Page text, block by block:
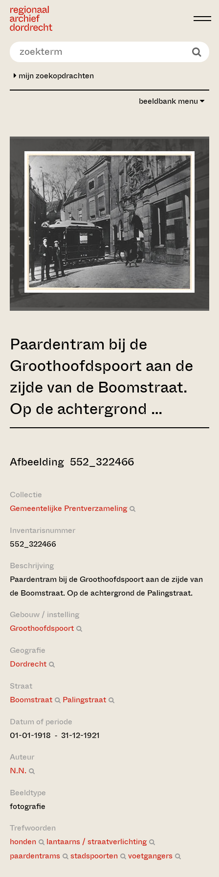
Ga direct naar de inhoud
mijn zoekopdrachten
beeldbank menu
Paardentram bij de
Groothoofdspoort aan de
zijde van de Boomstraat.
Op de achtergrond …
Afbeelding 552_322466
Collectie
Gemeentelijke Prentverzameling
Inventarisnummer
552_322466
Beschrijving
Paardentram bij de Groothoofdspoort aan de zijde van
de Boomstraat. Op de achtergrond de Palingstraat.
Gebouw / instelling
Groothoofdspoort
Geografie
Dordrecht
Straat
Boomstraat
Palingstraat
Datum of periode
01-01-1918 ‐ 31-12-1921
Auteur
N.N.
Beeldtype
fotografie
Trefwoorden
honden
lantaarns / straatverlichting
paardentrams
stadspoorten voetgangers